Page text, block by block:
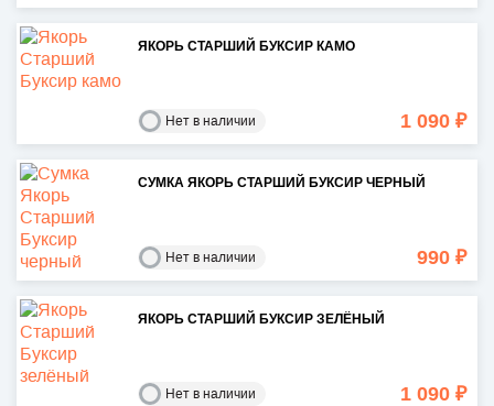
ЯКОРЬ СТАРШИЙ БУКСИР КАМО
Нет в наличии 1 090 ₽
СУМКА ЯКОРЬ СТАРШИЙ БУКСИР ЧЕРНЫЙ
Нет в наличии 990 ₽
ЯКОРЬ СТАРШИЙ БУКСИР ЗЕЛЁНЫЙ
Нет в наличии 1 090 ₽